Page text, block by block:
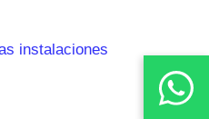
instalaciones